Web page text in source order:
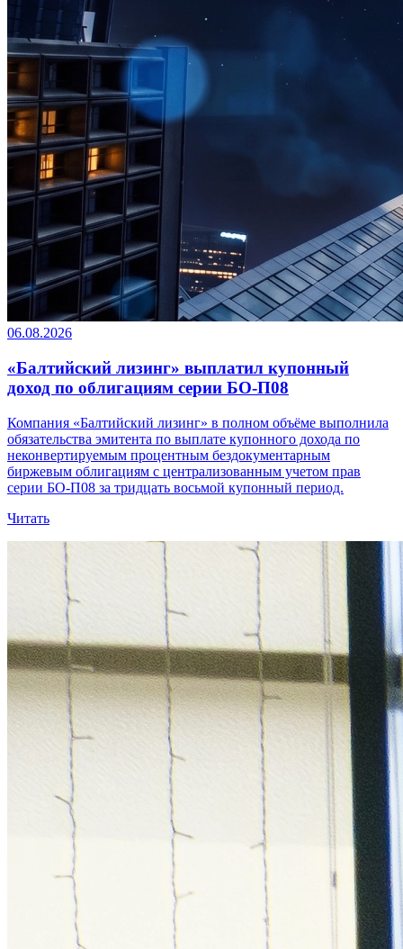
06.08.2026
«Балтийский лизинг» выплатил купонный
доход по облигациям серии БО-П08
Компания «Балтийский лизинг» в полном объёме выполнила
обязательства эмитента по выплате купонного дохода по
неконвертируемым процентным бездокументарным
биржевым облигациям с централизованным учетом прав
серии БО-П08 за тридцать восьмой купонный период.
Читать